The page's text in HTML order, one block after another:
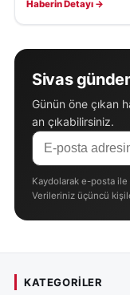
Haberin Detayı →
Sivas
Günün öne çıkan
an çıkabilirsiniz.
Kaydolarak e-posta
Verileriniz üçüncü
KATEGORILER